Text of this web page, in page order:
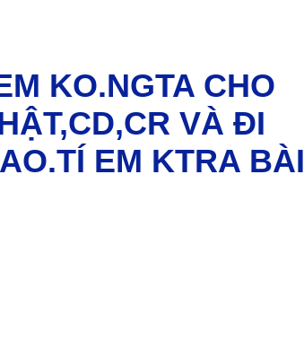
KO.NGTA CHO
VÀ ĐI
EM KTRA BÀI